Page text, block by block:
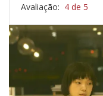
Avaliação: 4 de 5